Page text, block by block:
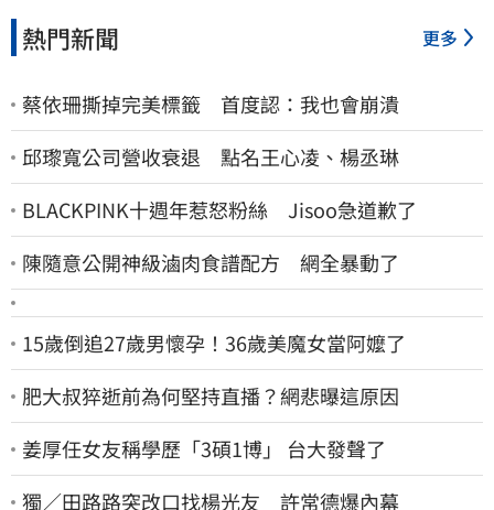
熱門新聞 更多
蔡依珊撕掉完美標籤 首度認：我也會崩潰
邱瓈寬公司營收衰退 點名王心凌、楊丞琳
BLACKPINK十週年惹怒粉絲 Jisoo急道歉了
陳隨意公開神級滷肉食譜配方 網全暴動了
15歲倒追27歲男懷孕！36歲美魔女當阿嬤了
肥大叔猝逝前為何堅持直播？網悲曝這原因
姜厚任女友稱學歷「3碩1博」 台大發聲了
獨／田路路突改口找楊光友 許常德爆內幕